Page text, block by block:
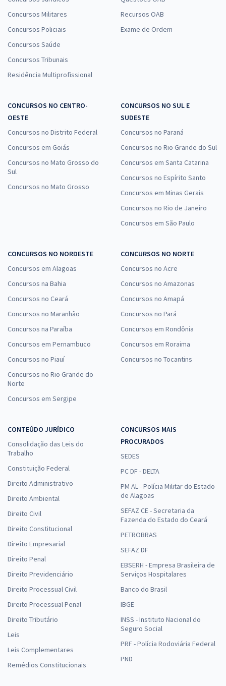
SEDF - Temporário - Professor de Educação Básica - Área de
ou 12x de
R$29,39
Economize R$ 88,16 (-20%)
SEDF - Temporário - Professor de Educação Básica - Área de
Formação: Enfermagem
à vista
R$32,66
Comprar
SEDF - Temporário - Professor de Educação Básica - Área de
Formação: Filosofia
à vista
Formação: Sociologia
à vista
R$36,90
Comprar
SEDF - Temporário - Professor de Educação Básica - Área de
Formação: LEM/Espanhol - Módulo Especial
à vista
R$36,90
Economize R$ 110,70 (-20%)
SEDF - Temporário - Professor de Educação Básica - Conhecimentos
Específicos para Área de Formação: Educação Física
Concursos Militares
Concursos Policiais
Concursos Saúde
Concursos Tribunais
Residência Multiprofissional
Recursos OAB
Exame de Ordem
CONCURSOS NO CENTRO-
OESTE
Concursos no Distrito Federal
Concursos em Goiás
Concursos no Mato Grosso do
Sul
Concursos no Mato Grosso
CONCURSOS NO SUL E
SUDESTE
Concursos no Paraná
Concursos no Rio Grande do Sul
Concursos em Santa Catarina
Concursos no Espírito Santo
Concursos em Minas Gerais
Concursos no Rio de Janeiro
Concursos em São Paulo
CONCURSOS NO NORDESTE
Concursos em Alagoas
Concursos na Bahia
Concursos no Ceará
Concursos no Maranhão
Concursos na Paraíba
Concursos em Pernambuco
Concursos no Piauí
Concursos no Rio Grande do
Norte
Concursos em Sergipe
CONCURSOS NO NORTE
Concursos no Acre
Concursos no Amazonas
Concursos no Amapá
Concursos no Pará
Concursos em Rondônia
Concursos em Roraima
Concursos no Tocantins
CONTEÚDO JURÍDICO
Consolidação das Leis do
Trabalho
Constituição Federal
Direito Administrativo
Direito Ambiental
Direito Civil
Direito Constitucional
Direito Empresarial
Direito Penal
Direito Previdenciário
Direito Processual Civil
Direito Processual Penal
Direito Tributário
Leis
Leis Complementares
Remédios Constitucionais
CONCURSOS MAIS
PROCURADOS
SEDES
PC DF - DELTA
PM AL - Polícia Militar do Estado
de Alagoas
SEFAZ CE - Secretaria da
Fazenda do Estado do Ceará
PETROBRAS
SEFAZ DF
EBSERH - Empresa Brasileira de
Serviços Hospitalares
Banco do Brasil
IBGE
INSS - Instituto Nacional do
Seguro Social
PRF - Polícia Rodoviária Federal
PND